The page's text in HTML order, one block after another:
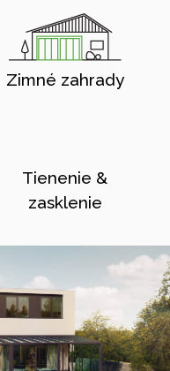
Zimné zahrady
Tienenie &
zasklenie